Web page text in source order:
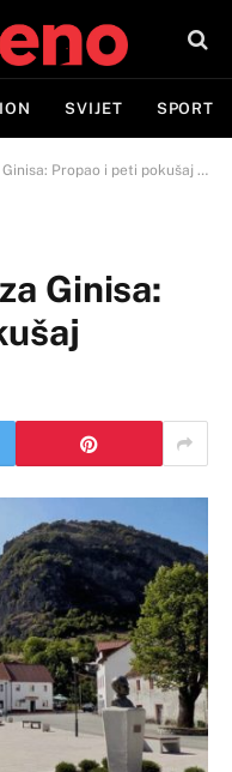
SVIJET SPORT
Propao i peti pokušaj glasanja
Ginisa: